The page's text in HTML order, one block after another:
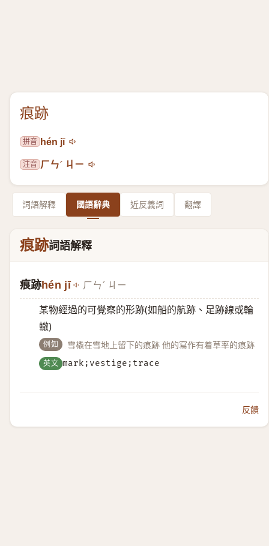
痕跡
拼音 hén jī
注音 ㄏㄣˊ ㄐㄧ
詞語解釋 國語辭典 近反義詞 翻譯
痕跡詞語解釋
痕跡hén jī ㄏㄣˊ ㄐㄧ
某物經過的可覺察的形跡(如船的航跡、足跡線或輪
轍)
例如 雪橇在雪地上留下的痕跡 他的寫作有着草率的痕跡
英文 mark;vestige;trace
反饋